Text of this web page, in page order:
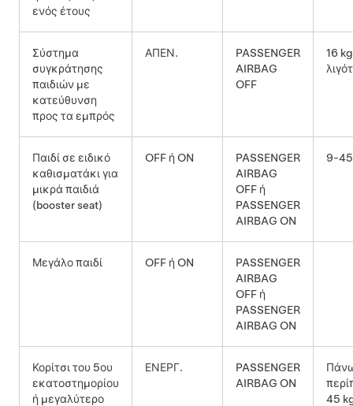
ενός έτους
Σύστημα
συγκράτησης
παιδιών με
κατεύθυνση
προς τα εμπρός
ΑΠΕΝ.
PASSENGER
AIRBAG
OFF
16 kg
Παιδί σε ειδικό
καθισματάκι για
μικρά παιδιά
(booster seat)
OFF ή ON
PASSENGER
AIRBAG
OFF ή
PASSENGER
AIRBAG ON
9-
Μεγάλο παιδί OFF ή ON
PASSENGER
AIRBAG
OFF ή
PASSENGER
AIRBAG ON
Κορίτσι του 5ου
εκατοστημορίου
ή μεγαλύτερο
ΕΝΕΡΓ.
PASSENGER
AIRBAG ON
45